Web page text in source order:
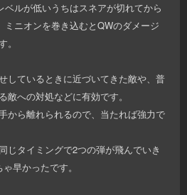
ルが低いうちはスネアが切れてから
ミニオンを巻き込むとQWのダメージ
しているときに近づいてきた敵や、普
敵への対処などに有効です。
から離れられるので、当たれば強力で
じタイミングで2つの弾が飛んでいき
早かったです。